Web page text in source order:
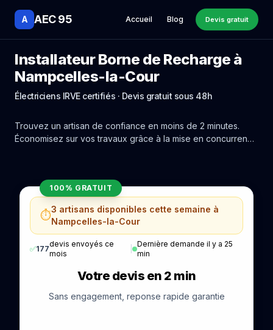
A AEC 95 Accueil Blog Devis gratuit
Installateur Borne de Recharge à
Nampcelles-la-Cour
Électriciens IRVE certifiés · Devis gratuit sous 48h
Trouvez un artisan de confiance en moins de 2 minutes.
Économisez sur vos travaux grâce à la mise en concurrence
100% GRATUIT
⏱️3 artisans disponibles cette semaine à
Nampcelles-la-Cour
✅177
devis envoyés ce
mois
Dernière demande il y a 25
min
Votre devis en 2 min
Sans engagement, reponse rapide garantie